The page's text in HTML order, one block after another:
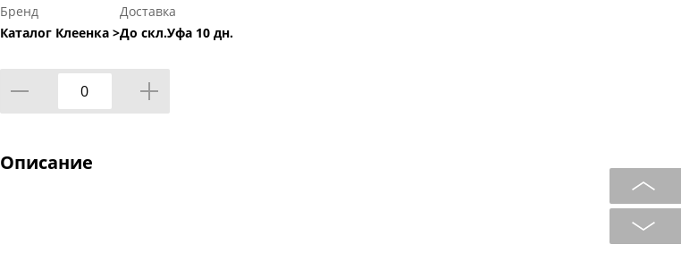
Бренд
Каталог Клеенка >
Доставка
До скл.Уфа 10 дн.
Описание